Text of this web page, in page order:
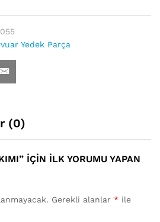
Yedek Parça
(0)
IÇIN ILK YORUMU YAPAN
Gerekli alanlar * ile